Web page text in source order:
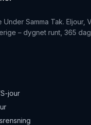
Under Samma Tak. Eljour,
– dygnet runt, 365
jour